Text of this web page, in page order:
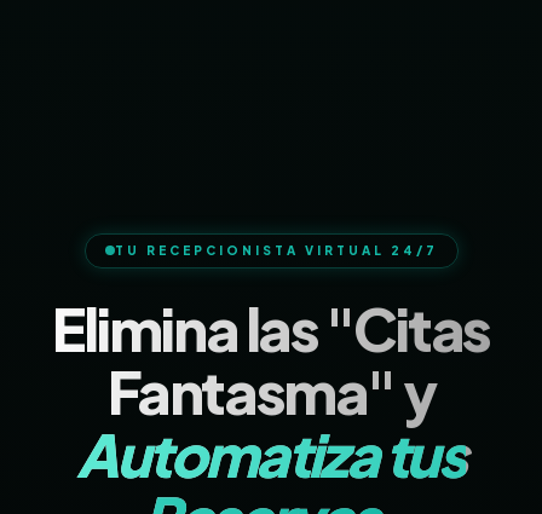
TU RECEPCIONISTA VIRTUAL 24/7
Elimina las "Citas
Fantasma" y
Automatiza tus